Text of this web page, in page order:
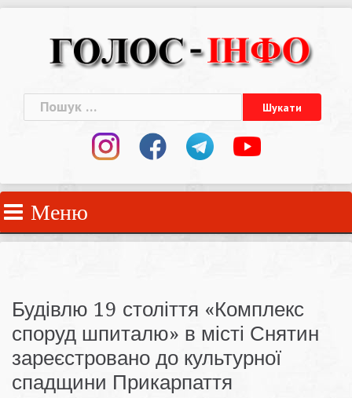
Пошук:
Меню
Будівлю 19 століття «Комплекс
споруд шпиталю» в місті Снятин
зареєстровано до культурної
спадщини Прикарпаття